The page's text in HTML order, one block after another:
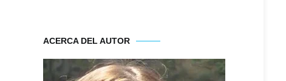
ACERCA DEL AUTOR